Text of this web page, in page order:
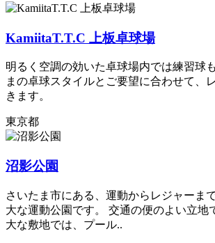
KamiitaT.T.C 上板卓球場
明るく空調の効いた卓球場内では練習球
まの卓球スタイルとご要望に合わせて、
きます。
東京都
沼影公園
さいたま市にある、運動からレジャーま
大な運動公園です。 交通の便のよい立地
大な敷地では、プール..